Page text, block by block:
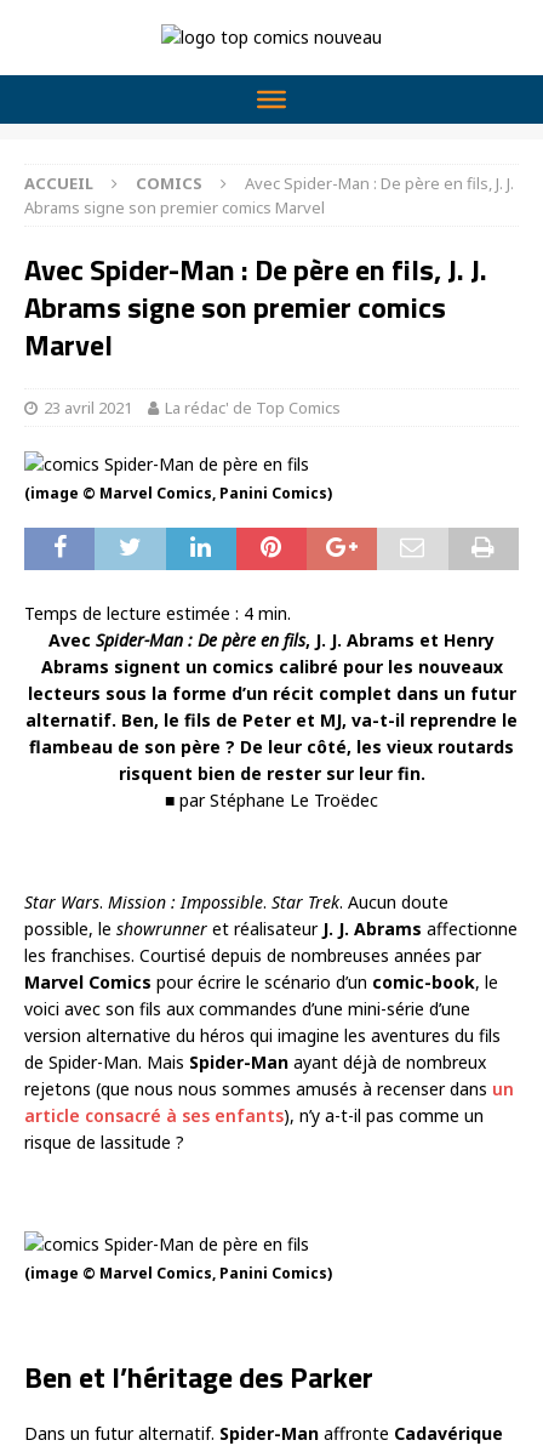
ACCUEIL COMICS
Avec Spider-Man : De père en fils, J. J.
Abrams signe son premier comics Marvel
Avec Spider-Man : De père en fils, J. J.
Abrams signe son premier comics
Marvel
23 avril 2021 La rédac' de Top Comics
(image © Marvel Comics, Panini Comics)
Temps de lecture estimée : 4 min.
Avec Spider-Man : De père en fils, J. J. Abrams et Henry
Abrams signent un comics calibré pour les nouveaux
lecteurs sous la forme d’un récit complet dans un futur
alternatif. Ben, le fils de Peter et MJ, va-t-il reprendre le
flambeau de son père ? De leur côté, les vieux routards
risquent bien de rester sur leur fin.
■ par Stéphane Le Troëdec
Star Wars. Mission : Impossible. Star Trek. Aucun doute
possible, le showrunner et réalisateur J. J. Abrams affectionne
les franchises. Courtisé depuis de nombreuses années par
Marvel Comics pour écrire le scénario d’un comic-book, le
voici avec son fils aux commandes d’une mini-série d’une
version alternative du héros qui imagine les aventures du fils
de Spider-Man. Mais Spider-Man ayant déjà de nombreux
rejetons (que nous nous sommes amusés à recenser dans un
article consacré à ses enfants), n’y a-t-il pas comme un
risque de lassitude ?
(image © Marvel Comics, Panini Comics)
Ben et l’héritage des Parker
Dans un futur alternatif. Spider-Man affronte Cadavérique